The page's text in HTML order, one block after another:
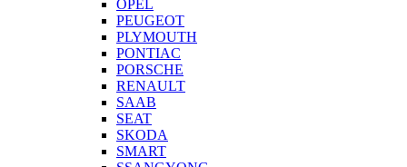
OPEL
PEUGEOT
PLYMOUTH
PONTIAC
PORSCHE
RENAULT
SAAB
SEAT
SKODA
SMART